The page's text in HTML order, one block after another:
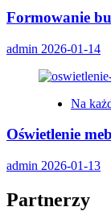
Formowanie
admin 2026-01-14
Na
Oświetlenie
admin 2026-01-13
Partnerzy